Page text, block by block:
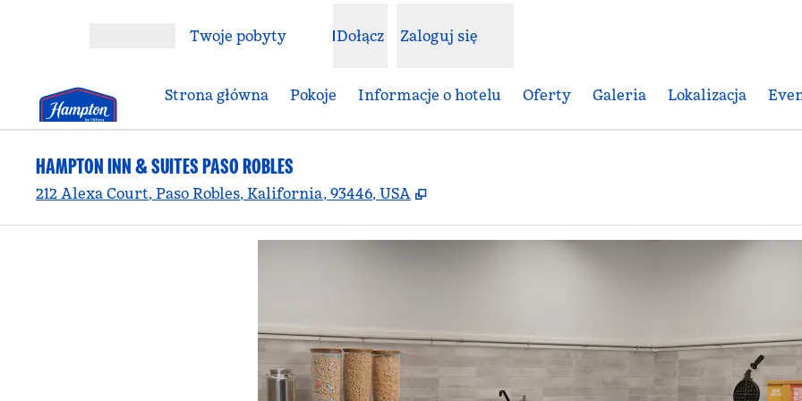
Twoje pobyty Dołącz Zaloguj się
Strona główna Pokoje Informacje o hotelu Oferty Galeria Lokalizacja
HAMPTON INN & SUITES PASO ROBLES
212 Alexa Court, Paso Robles, Kalifornia, 93446, USA ,